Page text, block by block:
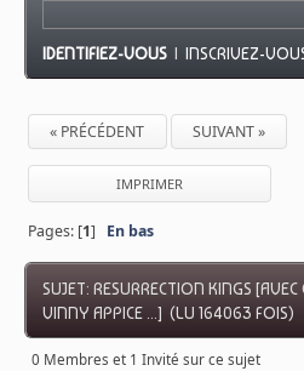
IDENTIFIEZ-VOUS |INSCRIVEZ-
« PRÉCÉDENT SUIVANT »
IMPRIMER
Pages: [1] En bas
SUJET: RESURRECTION KINGS
VINNY APPICE ...] (LU 164063 FOIS)
0 Membres et 1 Invité sur ce sujet